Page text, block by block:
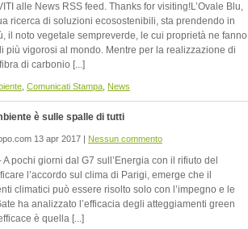
alle News RSS feed. Thanks for visiting!L’Ovale Blu,
ricerca di soluzioni ecosostenibili, sta prendendo in
il noto vegetale sempreverde, le cui proprietà ne fanno
più vigorosi al mondo. Mentre per la realizzazione di
di carbonio [...]
Comunicati Stampa News
è sulle spalle di tutti
13 apr 2017 | Nessun commento
pochi giorni dal G7 sull’Energia con il rifiuto del
l’accordo sul clima di Parigi, emerge che il
climatici può essere risolto solo con l’impegno e le
ha analizzato l’efficacia degli atteggiamenti green
è quella [...]